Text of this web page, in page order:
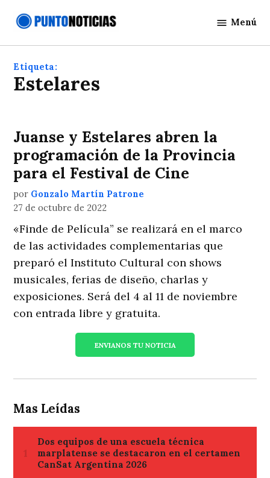
Noticias
Menú
Etiqueta:
estelares
Juanse y Estelares abren la
programación de la Provincia
para el Festival de Cine
por Gonzalo Martín Patrone
27 de octubre de 2022
«Finde de Película” se realizará en el marco
de las actividades complementarias que
preparó el Instituto Cultural con shows
musicales, ferias de diseño, charlas y
exposiciones. Será del 4 al 11 de noviembre
con entrada libre y gratuita.
ENVIANOS TU NOTICIA
Mas Leídas